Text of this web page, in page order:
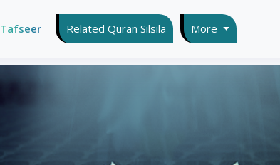
Tafseer Related Quran Silsila More